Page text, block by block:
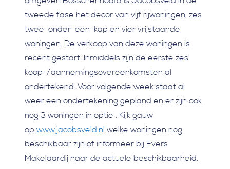
tweede fase het decor van vijf rijwoningen, zes
twee-onder-een-kap en vier vrijstaande
woningen. De verkoop van deze woningen is
recent gestart. Inmiddels zijn de eerste zes
koop-/aannemingsovereenkomsten al
ondertekend. Voor volgende week staat al
weer een ondertekening gepland en er zijn ook
nog 3 woningen in optie . Kijk gauw
op www.jacobsveld.nl welke woningen nog
beschikbaar zijn of informeer bij Evers
Makelaardij naar de actuele beschikbaarheid.